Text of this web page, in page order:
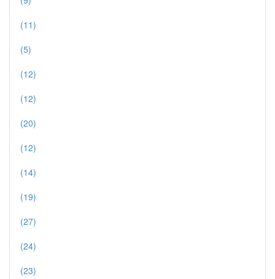
(11)
(5)
(12)
(12)
(20)
(12)
(14)
(19)
(27)
(24)
(23)